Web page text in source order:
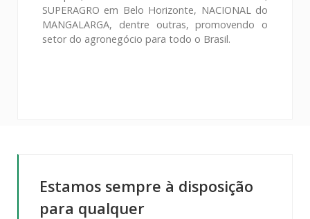
SUPERAGRO em Belo Horizonte, NACIONAL do
MANGALARGA, dentre outras, promovendo o
setor do agronegócio para todo o Brasil.
Estamos sempre à disposição
para qualquer